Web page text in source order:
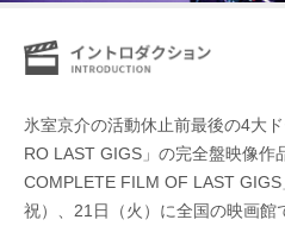
氷室京介の活動休止前最後の4大
RO LAST GIGS」の完全盤映像作
COMPLETE FILM OF LAST
祝）、21日（火）に全国の映画館